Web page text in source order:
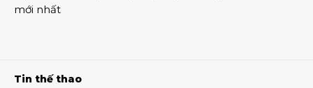
mới nhất
Tin thế thao